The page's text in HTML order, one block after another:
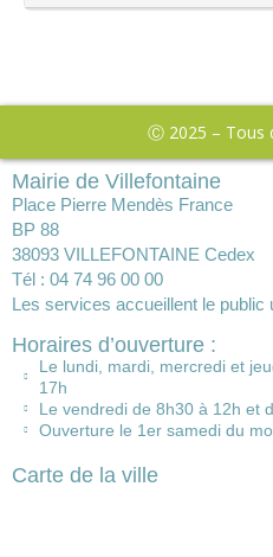
Ⓒ 2025 – Tous
Mairie de Villefontaine
Place Pierre Mendès France
BP 88
38093 VILLEFONTAINE Cedex
Tél : 04 74 96 00 00
Les services accueillent le
Horaires d’ouverture :
Le lundi, mardi, mercredi et
17h
Le vendredi de 8h30 à 12h et
Ouverture le 1er samedi du
Carte de la ville